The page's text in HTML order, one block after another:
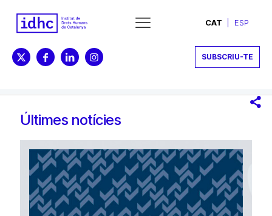
CAT ESP
SUBSCRIU-TE
Últimes notícies